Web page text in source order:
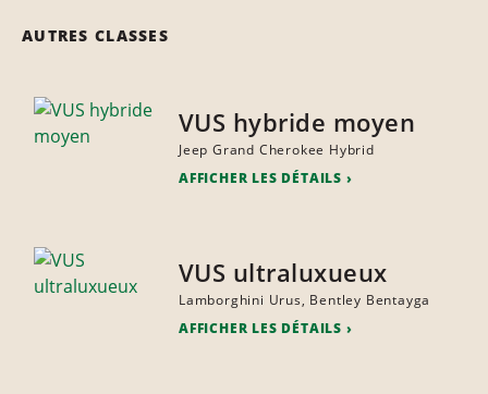
AUTRES CLASSES
VUS hybride moyen
Jeep Grand Cherokee Hybrid
AFFICHER LES DÉTAILS
VUS ultraluxueux
Lamborghini Urus, Bentley Bentayga
AFFICHER LES DÉTAILS